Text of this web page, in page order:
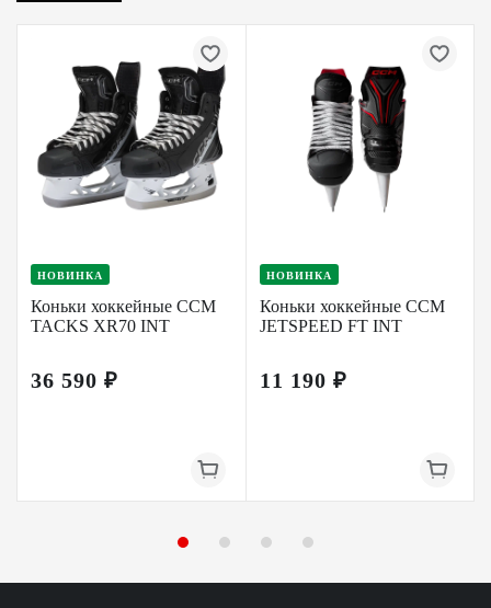
НОВИНКА
Коньки хоккейные CCM
TACKS XR70 INT
36 590 ₽
НОВИНКА
Коньки хоккейные CCM
JETSPEED FT INT
11 190 ₽